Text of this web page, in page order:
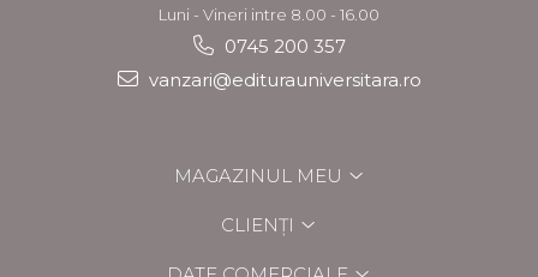
Luni - Vineri intre 8.00 - 16.00
0745 200 357
vanzari@editurauniversitara.ro
MAGAZINUL MEU
CLIENȚI